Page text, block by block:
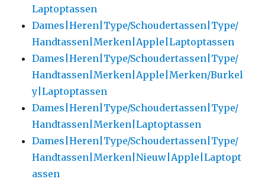
Laptoptassen
Dames|Heren|Type/Schoudertassen|Type/
Handtassen|Merken|Apple|Laptoptassen
Dames|Heren|Type/Schoudertassen|Type/
Handtassen|Merken|Apple|Merken/Burkel
y|Laptoptassen
Dames|Heren|Type/Schoudertassen|Type/
Handtassen|Merken|Laptoptassen
Dames|Heren|Type/Schoudertassen|Type/
Handtassen|Merken|Nieuw|Apple|Laptopt
assen